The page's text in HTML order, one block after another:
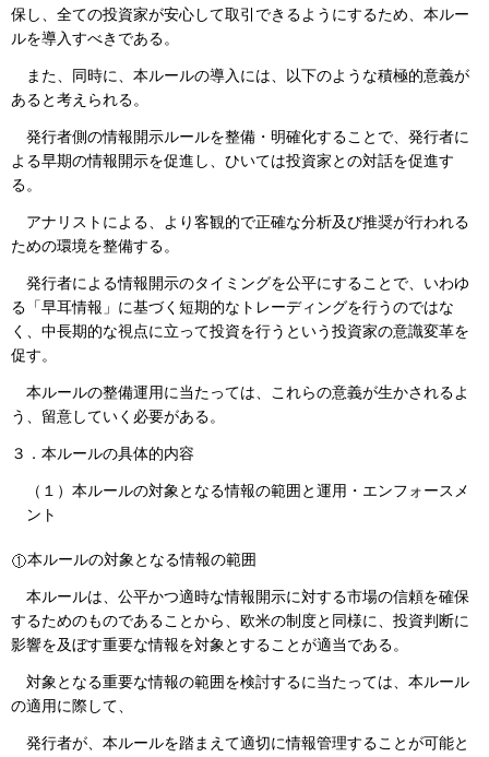
保し、全ての投資家が安心して取引できるようにするため、本ルー
ルを導入すべきである。
また、同時に、本ルールの導入には、以下のような積極的意義が
あると考えられる。
発行者側の情報開示ルールを整備・明確化することで、発行者に
よる早期の情報開示を促進し、ひいては投資家との対話を促進す
る。
アナリストによる、より客観的で正確な分析及び推奨が行われる
ための環境を整備する。
発行者による情報開示のタイミングを公平にすることで、いわゆ
る「早耳情報」に基づく短期的なトレーディングを行うのではな
く、中長期的な視点に立って投資を行うという投資家の意識変革を
促す。
本ルールの整備運用に当たっては、これらの意義が生かされるよ
う、留意していく必要がある。
３．本ルールの具体的内容
（１） 本ルールの対象となる情報の範囲と運用・エンフォースメ
ント
本ルールの対象となる情報の範囲
本ルールは、公平かつ適時な情報開示に対する市場の信頼を確保
するためのものであることから、欧米の制度と同様に、投資判断に
影響を及ぼす重要な情報を対象とすることが適当である。
対象となる重要な情報の範囲を検討するに当たっては、本ルール
の適用に際して、
発行者が、本ルールを踏まえて適切に情報管理することが可能と